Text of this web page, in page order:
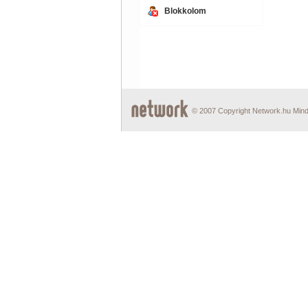
Blokkolom
© 2007 Copyright Network.hu